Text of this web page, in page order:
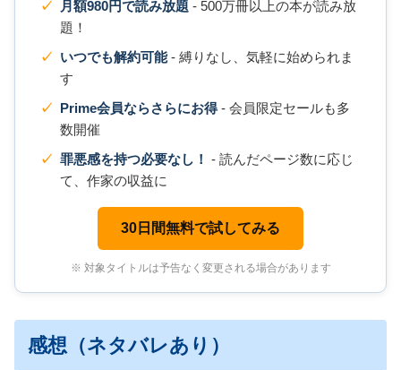
月額980円で読み放題 - 500万冊以上の本が読み放
題！
いつでも解約可能- 縛りなし、気軽に始められま
す
Prime会員ならさらにお得- 会員限定セールも多
数開催
罪悪感を持つ必要なし！ - 読んだページ数に応じ
て、作家の収益に
30日間無料で試してみる
※ 対象タイトルは予告なく変更される場合があります
感想（ネタバレあり）